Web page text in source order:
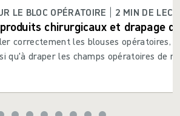
LE BLOC OPÉRATOIRE | 2 MIN DE
chirurgicaux et drapage
correctement les blouses opératoires,
qu'à draper les champs opératoires de